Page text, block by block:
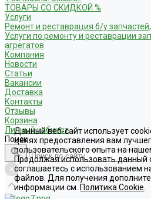
ТОВАРЫ СО СКИДКОЙ %
Услуги
Ремонт и реставрация б/у
Услуги по ремонту и реставрации
агрегатов
Компания
Новости
Статьи
Вакансии
Доставка
Контакты
Отзывы
Корзина
Личный кабинет
Поиск
Данный веб-сайт использует
целях предоставления вам
пользовательского опыта на
Продолжая использовать данный
соглашаетесь с использованием
файлов. Для получения
информации см. Политика Cookie